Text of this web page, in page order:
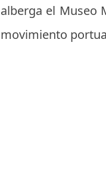
alberga el Museo
movimiento